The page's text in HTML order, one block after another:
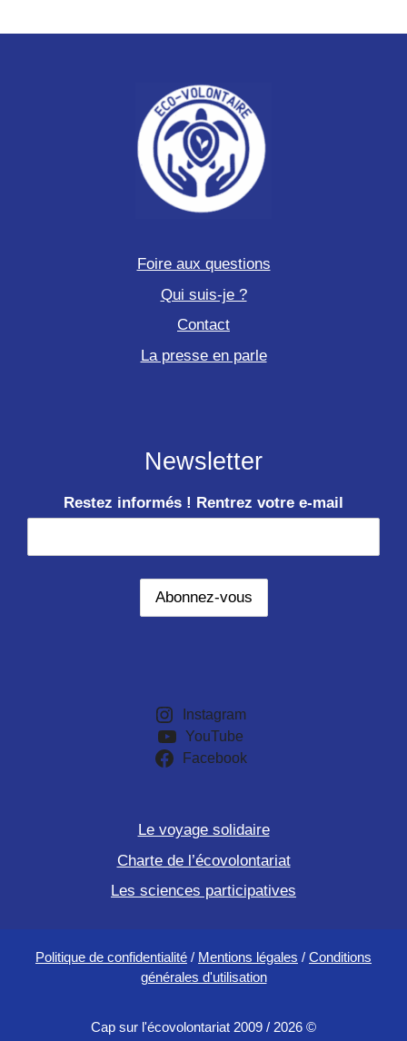
Foire aux questions
Qui suis-je ?
Contact
La presse en parle
Newsletter
Restez informés ! Rentrez votre e-mail
Instagram
YouTube
Facebook
Le voyage solidaire
Charte de l’écovolontariat
Les sciences participatives
Politique de confidentialité / Mentions légales / Conditions
générales d'utilisation
Cap sur l'écovolontariat 2009 / 2026 ©